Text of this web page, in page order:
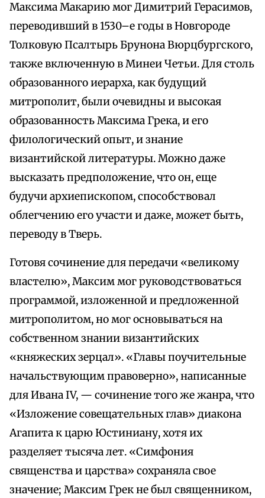
Максима Макарию мог Димитрий Герасимов,
переводивший в 1530–е годы в Новгороде
Толковую Псалтырь Брунона Вюрцбургского,
также включенную в Минеи Четьи. Для столь
образованного иерарха, как будущий
митрополит, были очевидны и высокая
образованность Максима Грека, и его
филологический опыт, и знание
византийской литературы. Можно даже
высказать предположение, что он, еще
будучи архиепископом, способствовал
облегчению его участи и даже, может быть,
переводу в Тверь.
Готовя сочинение для передачи «великому
властелю», Максим мог руководствоваться
программой, изложенной и предложенной
митрополитом, но мог основываться на
собственном знании византийских
«княжеских зерцал». «Главы поучительные
начальствующим правоверно», написанные
для Ивана IV, — сочинение того же жанра, что
«Изложение совещательных глав» диакона
Агапита к царю Юстиниану, хотя их
разделяет тысяча лет. «Симфония
священства и царства» сохраняла свое
значение; Максим Грек не был священником,